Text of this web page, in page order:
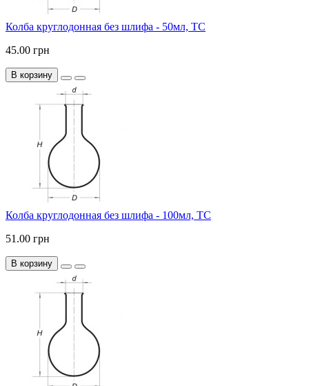
Колба круглодонная без шлифа - 50мл, ТС
45.00 грн
В корзину
Колба круглодонная без шлифа - 100мл, ТС
51.00 грн
В корзину